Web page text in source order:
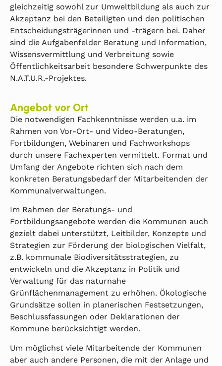
gleichzeitig sowohl zur Umweltbildung als auch zur
Akzeptanz bei den Beteiligten und den politischen
Entscheidungsträgerinnen und -trägern bei. Daher
sind die Aufgabenfelder Beratung und Information,
Wissensvermittlung und Verbreitung sowie
Öffentlichkeitsarbeit besondere Schwerpunkte des
N.A.T.U.R.-Projektes.
Angebot vor Ort
Die notwendigen Fachkenntnisse werden u.a. im
Rahmen von Vor-Ort- und Video-Beratungen,
Fortbildungen, Webinaren und Fachworkshops
durch unsere Fachexperten vermittelt. Format und
Umfang der Angebote richten sich nach dem
konkreten Beratungsbedarf der Mitarbeitenden der
Kommunalverwaltungen.
Im Rahmen der Beratungs- und
Fortbildungsangebote werden die Kommunen auch
gezielt dabei unterstützt, Leitbilder, Konzepte und
Strategien zur Förderung der biologischen Vielfalt,
z.B. kommunale Biodiversitätsstrategien, zu
entwickeln und die Akzeptanz in Politik und
Verwaltung für das naturnahe
Grünflächenmanagement zu erhöhen. Ökologische
Grundsätze sollen in planerischen Festsetzungen,
Beschlussfassungen oder Deklarationen der
Kommune berücksichtigt werden.
Um möglichst viele Mitarbeitende der Kommunen
aber auch andere Personen, die mit der Anlage und